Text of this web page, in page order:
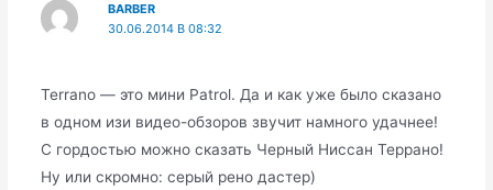
BARBER
30.06.2014 В 08:32
Terrano — это мини Patrol. Да и как уже было сказано
в одном изи видео-обзоров звучит намного удачнее!
С гордостью можно сказать Черный Ниссан Террано!
Ну или скромно: серый рено дастер)